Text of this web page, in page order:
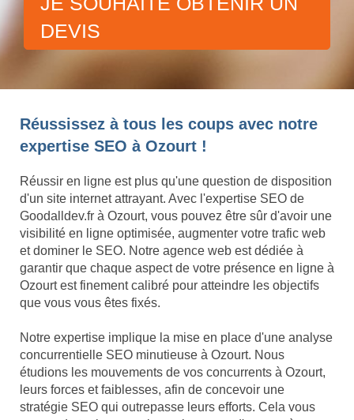
DEVIS
Réussissez à tous les coups avec notre
expertise SEO à Ozourt !
Réussir en ligne est plus qu'une question de disposition
d'un site internet attrayant. Avec l'expertise SEO de
Goodalldev.fr à Ozourt, vous pouvez être sûr d'avoir une
visibilité en ligne optimisée, augmenter votre trafic web
et dominer le SEO. Notre agence web est dédiée à
garantir que chaque aspect de votre présence en ligne à
Ozourt est finement calibré pour atteindre les objectifs
que vous vous êtes fixés.
Notre expertise implique la mise en place d'une analyse
concurrentielle SEO minutieuse à Ozourt. Nous
étudions les mouvements de vos concurrents à Ozourt,
leurs forces et faiblesses, afin de concevoir une
stratégie SEO qui outrepasse leurs efforts. Cela vous